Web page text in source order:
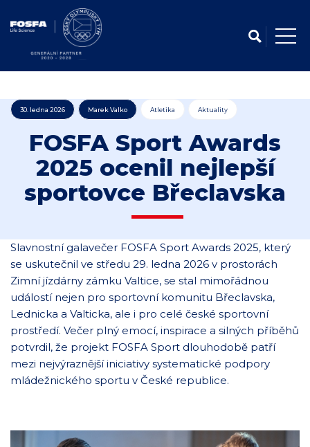
30. ledna 2026 Marek Valko Atletika Aktuality
FOSFA Sport Awards
2025 ocenil nejlepší
sportovce Břeclavska
Slavnostní galavečer FOSFA Sport Awards 2025, který
se uskutečnil ve středu 29. ledna 2026 v prostorách
Zimní jízdárny zámku Valtice, se stal mimořádnou
událostí nejen pro sportovní komunitu Břeclavska,
Lednicka a Valticka, ale i pro celé české sportovní
prostředí. Večer plný emocí, inspirace a silných příběhů
potvrdil, že projekt FOSFA Sport dlouhodobě patří
mezi nejvýraznější iniciativy systematické podpory
mládežnického sportu v České republice.